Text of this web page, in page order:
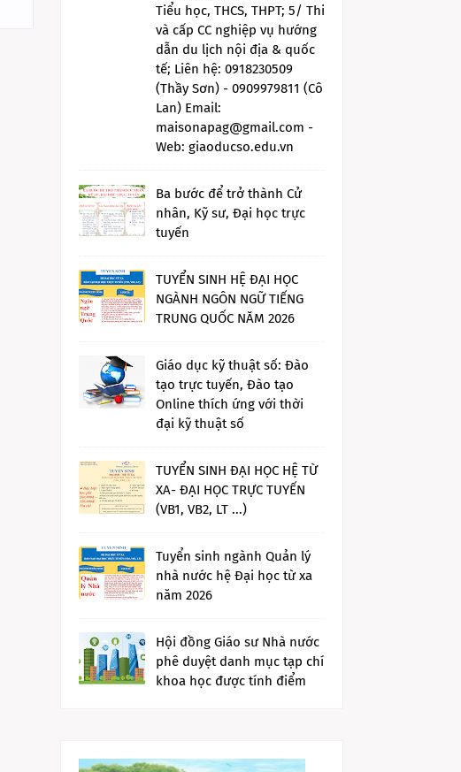
Tiểu học, THCS, THPT; 5/ Thi
và cấp CC nghiệp vụ hướng
dẫn du lịch nội địa & quốc
tế; Liên hệ: 0918230509
(Thầy Sơn) - 0909979811 (Cô
Lan) Email:
maisonapag@gmail.com -
Web: giaoducso.edu.vn
Ba bước để trở thành Cử
nhân, Kỹ sư, Đại học trực
tuyến
TUYỂN SINH HỆ ĐẠI HỌC
NGÀNH NGÔN NGỮ TIẾNG
TRUNG QUỐC NĂM 2026
Giáo dục kỹ thuật số: Đào
tạo trực tuyến, Đào tạo
Online thích ứng với thời
đại kỹ thuật số
TUYỂN SINH ĐẠI HỌC HỆ TỪ
XA- ĐẠI HỌC TRỰC TUYẾN
(VB1, VB2, LT ...)
Tuyển sinh ngành Quản lý
nhà nước hệ Đại học từ xa
năm 2026
Hội đồng Giáo sư Nhà nước
phê duyệt danh mục tạp chí
khoa học được tính điểm